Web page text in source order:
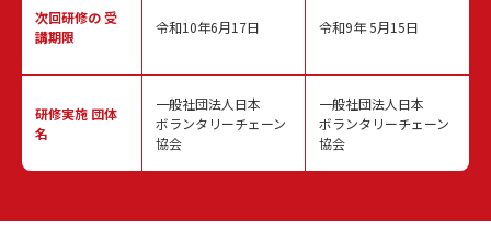
次回研修の受
講期限
研修実施 団体
名
令和10年6月17日
一般社団法人日本
ボランタリーチェーン
協会
令和9年 5月15日
一般社団法人日本
ボランタリーチェーン
協会